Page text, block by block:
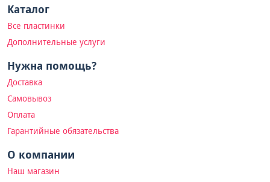
Каталог
Все пластинки
Дополнительные услуги
Нужна помощь?
Доставка
Самовывоз
Оплата
Гарантийные обязательства
О компании
Наш магазин